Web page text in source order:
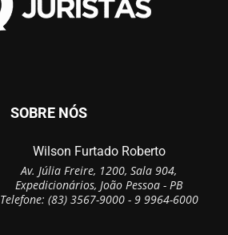
SOBRE NÓS
Wilson Furtado Roberto
Av. Júlia Freire, 1200, Sala 904,
Expedicionários, João Pessoa - PB
Telefone: (83) 3567-9000 - 9 9964-6000